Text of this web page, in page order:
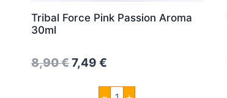
Tribal Force Pink Passion Aroma
30ml
8,90€Original
7,49 €
Tribal